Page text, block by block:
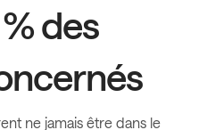
des
ne jamais être dans le